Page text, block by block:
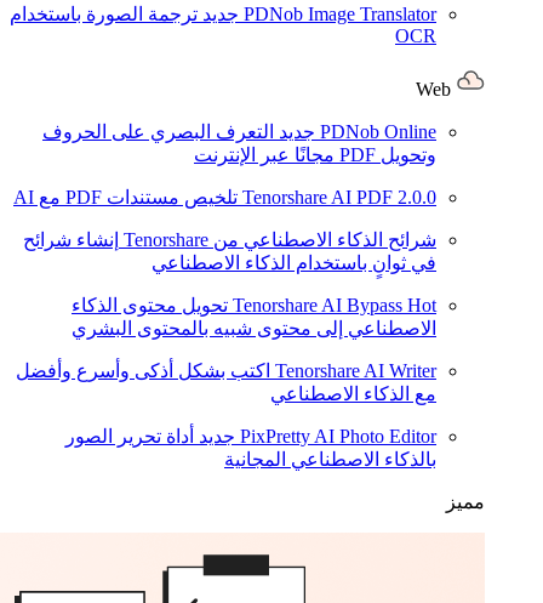
PDNob Image Translator جديد ترجمة الصورة باستخدام
OCR
PDNob Online جديد التعرف البصري على الحروف
وتحويل PDF مجانًا عبر الإنترنت
Tenorshare AI PDF 2.0.0 تلخيص مستندات PDF مع AI
شرائح الذكاء الاصطناعي من Tenorshare
إنشاء شرائح
في ثوانٍ باستخدام الذكاء الاصطناعي
Tenorshare AI Bypass Hot
تحويل محتوى الذكاء
الاصطناعي إلى محتوى شبيه بالمحتوى البشري
Tenorshare AI Writer اكتب بشكل أذكى وأسرع وأفضل
مع الذكاء الاصطناعي
PixPretty AI Photo Editor جديد أداة تحرير الصور
بالذكاء الاصطناعي المجانية
مميز